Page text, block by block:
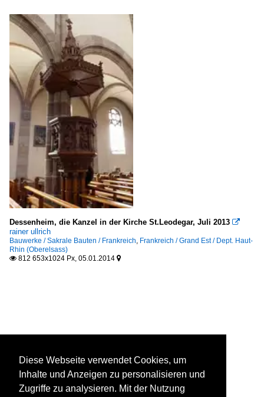
Dessenheim, die Kanzel in der Kirche St.Leodegar, Juli 2013 
rainer ullrich
Bauwerke / Sakrale Bauten / Frankreich Frankreich / Grand Est / Dept. Haut-
Rhin (Oberelsass)
 812 653x1024 Px, 05.01.2014 
Diese Webseite verwendet Cookies, um
Inhalte und Anzeigen zu personalisieren und
Zugriffe zu analysieren. Mit der Nutzung